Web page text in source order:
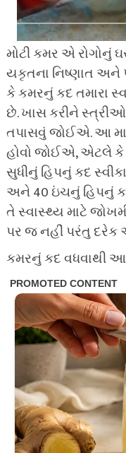
મોટી કમર એ રોગોનું
યકૃતના નિષ્ણાત અને
કે કમરનું કદ તમારા
છે. ખાસ કરીને
તપાસવું જોઈએ. આ
હોવો જોઈએ, એટલે
સુધીનું હિપનું કદ
અને 40 ઇંચનું હિપનું
તે સ્વાસ્થ્ય માટે
પર જ નહીં પરંતુ
કમરનું કદ વધવાથી